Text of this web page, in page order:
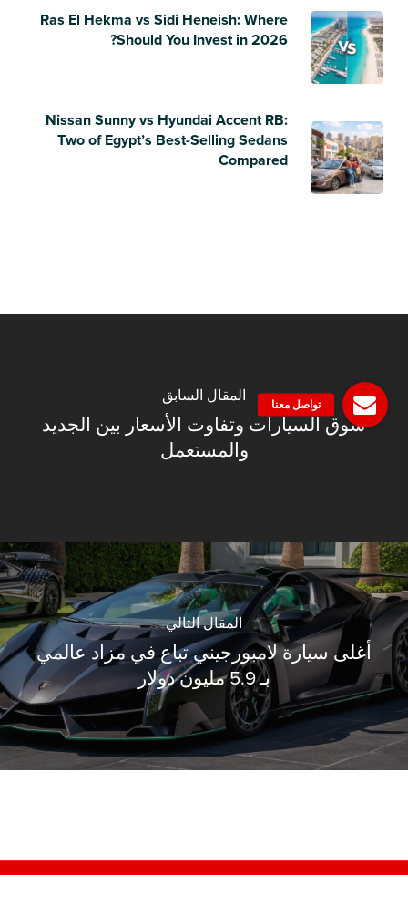
Ras El Hekma vs Sidi Heneish: Where
Should You Invest in 2026?
Nissan Sunny vs Hyundai Accent RB:
Two of Egypt’s Best-Selling Sedans
Compared
المقال السابق
سوق السيارات وتفاوت الأسعار بين الجديد
والمستعمل
المقال التالي
أغلى سيارة لامبورجيني تباع في مزاد عالمي
بـ 5.9 مليون دولار